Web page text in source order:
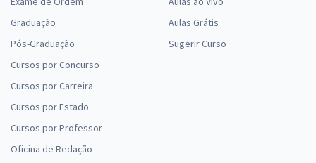
Graduação
Pós-Graduação
Cursos por Concurso
Cursos por Carreira
Cursos por Estado
Cursos por Professor
Oficina de Redação
Aulas Grátis
Sugerir Curso